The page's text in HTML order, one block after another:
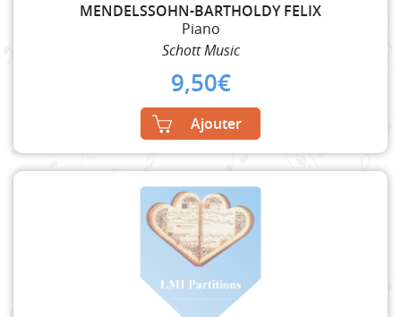
MENDELSSOHN-BARTHOLDY FELIX
Piano
Schott Music
9,50€
Ajouter